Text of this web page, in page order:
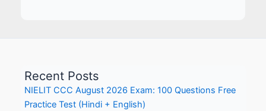
Recent Posts
NIELIT CCC August 2026 Exam: 100 Questions Free
Practice Test (Hindi + English)